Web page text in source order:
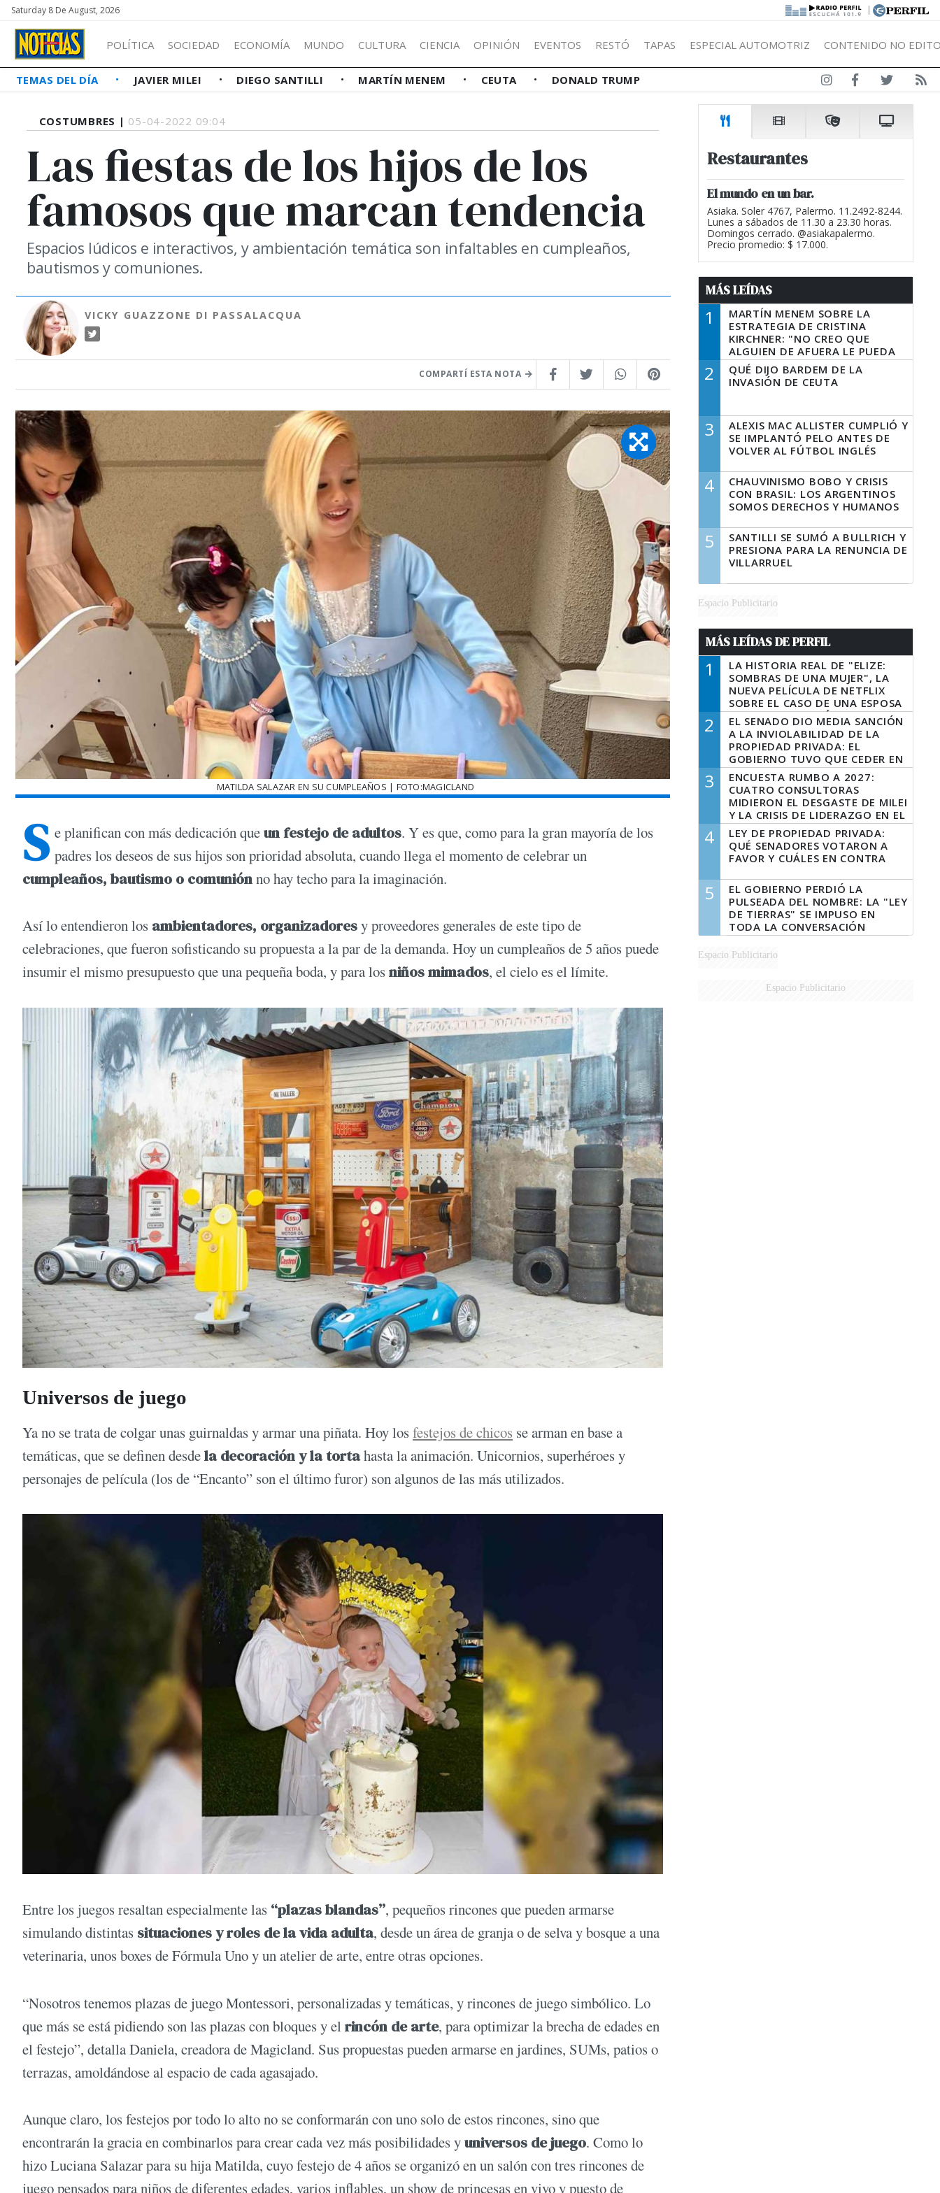
Saturday 8 De August, 2026 |
POLÍTICA SOCIEDAD ECONOMÍA MUNDO CULTURA CIENCIA OPINIÓN EVENTOS RESTÓ TAPAS ESPECIAL AUTOMOTRIZ CONTENIDO NO
TEMAS DEL DÍA JAVIER MILEI DIEGO SANTILLI MARTÍN MENEM CEUTA DONALD TRUMP
COSTUMBRES | 05-04-2022 09:04
Las fiestas de los hijos de los
famosos que marcan tendencia
Espacios lúdicos e interactivos, y ambientación temática son infaltables en cumpleaños,
bautismos y comuniones.
VICKY GUAZZONE DI PASSALACQUA
COMPARTÍ ESTA NOTA
MATILDA SALAZAR EN SU CUMPLEAÑOS | FOTO:MAGICLAND
S e planifican con más dedicación queun festejo de adultos. Y es que, como para la gran mayoría de los
padres los deseos de sus hijos son prioridad absoluta, cuando llega el momento de celebrar un
cumpleaños, bautismo o comuniónno hay techo para la imaginación.
Así lo entendieron los ambientadores, organizadoresy proveedores generales de este tipo de
celebraciones, que fueron sofisticando su propuesta a la par de la demanda. Hoy un cumpleaños de 5 años puede
insumir el mismo presupuesto que una pequeña boda, y para losniños mimados, el cielo es el límite.
Universos de juego
Ya no se trata de colgar unas guirnaldas y armar una piñata. Hoy losfestejos de chicos se arman en base a
temáticas, que se definen desdela decoración y la tortahasta la animación. Unicornios, superhéroes y
personajes de película (los de “Encanto” son el último furor) son algunos de las más utilizados.
Entre los juegos resaltan especialmente las “plazas blandas”, pequeños rincones que pueden armarse
simulando distintas situaciones y roles de la vida adulta, desde un área de granja o de selva y bosque a una
veterinaria, unos boxes de Fórmula Uno y un atelier de arte, entre otras opciones.
“Nosotros tenemos plazas de juego Montessori, personalizadas y temáticas, y rincones de juego simbólico. Lo
que más se está pidiendo son las plazas con bloques y el rincón de arte, para optimizar la brecha de edades en
el festejo”, detalla Daniela, creadora de Magicland. Sus propuestas pueden armarse en jardines, SUMs, patios o
terrazas, amoldándose al espacio de cada agasajado.
Aunque claro, los festejos por todo lo alto no se conformarán con uno solo de estos rincones, sino que
encontrarán la gracia en combinarlos para crear cada vez más posibilidades yuniversos de juego. Como lo
hizo Luciana Salazar para su hija Matilda, cuyo festejo de 4 años se organizó en un salón con tres rincones de
juego pensados para niños de diferentes edades, varios inflables, un show de princesas en vivo y puesto de
Restaurantes
El mundo en un bar.
Asiaka. Soler 4767, Palermo. 11.2492-8244.
Lunes a sábados de 11.30 a 23.30 horas.
Domingos cerrado. @asiakapalermo.
Precio promedio: $ 17.000.
MÁS LEÍDAS
1
MARTÍN MENEM SOBRE LA
ESTRATEGIA DE CRISTINA
KIRCHNER: "NO CREO QUE
ALGUIEN DE AFUERA LE PUEDA
DECIR A LA JUSTICIA LO QUE
TIENE QUE HACER"
2
QUÉ DIJO BARDEM DE LA
INVASIÓN DE CEUTA
3
ALEXIS MAC ALLISTER CUMPLIÓ Y
SE IMPLANTÓ PELO ANTES DE
VOLVER AL FÚTBOL INGLÉS
4
CHAUVINISMO BOBO Y CRISIS
CON BRASIL: LOS ARGENTINOS
SOMOS DERECHOS Y HUMANOS
5
SANTILLI SE SUMÓ A BULLRICH Y
PRESIONA PARA LA RENUNCIA DE
VILLARRUEL
Espacio Publicitario
MÁS LEÍDAS DE PERFIL
1
LA HISTORIA REAL DE "ELIZE:
SOMBRAS DE UNA MUJER", LA
NUEVA PELÍCULA DE NETFLIX
SOBRE EL CASO DE UNA ESPOSA
QUE DESCUARTIZÓ A SU
MARIDO
2
EL SENADO DIO MEDIA SANCIÓN
A LA INVIOLABILIDAD DE LA
PROPIEDAD PRIVADA: EL
GOBIERNO TUVO QUE CEDER EN
LA LEY DEL MANEJO DEL FUEGO
3
ENCUESTA RUMBO A 2027:
CUATRO CONSULTORAS
MIDIERON EL DESGASTE DE MILEI
Y LA CRISIS DE LIDERAZGO EN EL
PERONISMO
4
LEY DE PROPIEDAD PRIVADA:
QUÉ SENADORES VOTARON A
FAVOR Y CUÁLES EN CONTRA
5
EL GOBIERNO PERDIÓ LA
PULSEADA DEL NOMBRE: LA "LEY
DE TIERRAS" SE IMPUSO EN
TODA LA CONVERSACIÓN
DIGITAL
Espacio Publicitario
Espacio Publicitario